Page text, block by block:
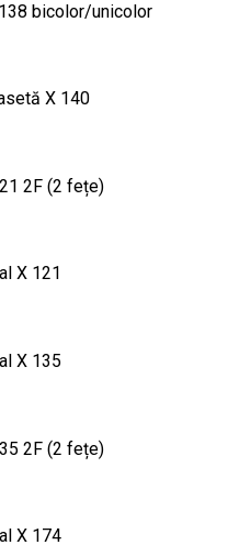
bicolor/unicolor
X 140
2F (2 fețe)
X 121
X 135
2F (2 fețe)
X 174